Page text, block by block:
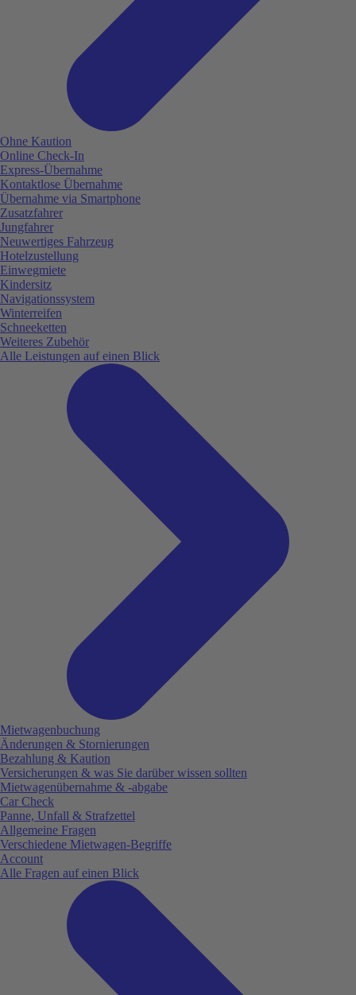
Ohne Kaution
Online Check-In
Express-Übernahme
Kontaktlose Übernahme
Übernahme via Smartphone
Zusatzfahrer
Jungfahrer
Neuwertiges Fahrzeug
Hotelzustellung
Einwegmiete
Kindersitz
Navigationssystem
Winterreifen
Schneeketten
Weiteres Zubehör
Alle Leistungen auf einen Blick
Mietwagenbuchung
Änderungen & Stornierungen
Bezahlung & Kaution
Versicherungen & was Sie darüber wissen sollten
Mietwagenübernahme & -abgabe
Car Check
Panne, Unfall & Strafzettel
Allgemeine Fragen
Verschiedene Mietwagen-Begriffe
Account
Alle Fragen auf einen Blick